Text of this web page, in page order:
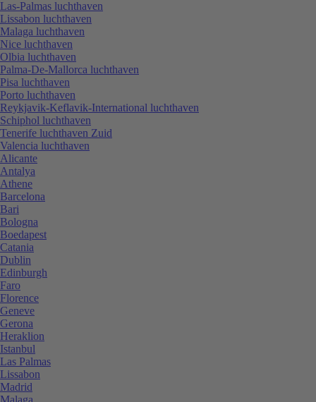
Las-Palmas luchthaven
Lissabon luchthaven
Malaga luchthaven
Nice luchthaven
Olbia luchthaven
Palma-De-Mallorca luchthaven
Pisa luchthaven
Porto luchthaven
Reykjavik-Keflavik-International luchthaven
Schiphol luchthaven
Tenerife luchthaven Zuid
Valencia luchthaven
Alicante
Antalya
Athene
Barcelona
Bari
Bologna
Boedapest
Catania
Dublin
Edinburgh
Faro
Florence
Geneve
Gerona
Heraklion
Istanbul
Las Palmas
Lissabon
Madrid
Malaga